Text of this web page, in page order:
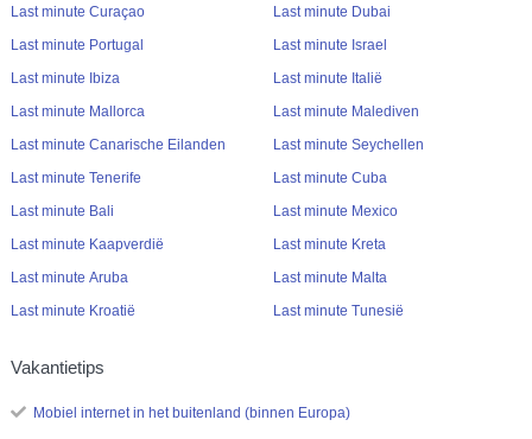
Last minute Curaçao
Last minute Portugal
Last minute Ibiza
Last minute Mallorca
Last minute Canarische Eilanden
Last minute Tenerife
Last minute Bali
Last minute Kaapverdië
Last minute Aruba
Last minute Kroatië
Last minute Dubai
Last minute Israel
Last minute Italië
Last minute Malediven
Last minute Seychellen
Last minute Cuba
Last minute Mexico
Last minute Kreta
Last minute Malta
Last minute Tunesië
Vakantietips
Mobiel internet in het buitenland (binnen Europa)